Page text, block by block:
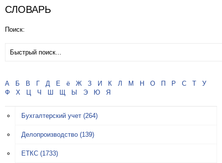
СЛОВАРЬ
Поиск:
А Б В Г Д Е ё Ж З И К Л М Н О П Р С Т
У
Ф
Х Ц Ч Ш Щ Ы Э Ю Я
Бухгалтерский учет (264)
Делопроизводство (139)
ЕТКС (1733)